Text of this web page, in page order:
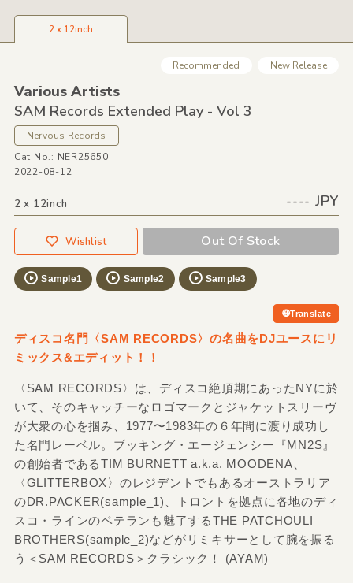
2 x 12inch
Recommended New Release
Various Artists
SAM Records Extended Play - Vol 3
Nervous Records
Cat No.: NER25650
2022-08-12
2 x 12inch ---- JPY
Wishlist Out Of Stock
Sample1 Sample2 Sample3
Translate
ディスコ名門〈SAM RECORDS〉の名曲をDJユースにリ
ミックス&エディット！！
〈SAM RECORDS〉は、ディスコ絶頂期にあったNYに於
いて、そのキャッチーなロゴマークとジャケットスリーヴ
が大衆の心を掴み、1977〜1983年の６年間に渡り成功し
た名門レーベル。ブッキング・エージェンシー『MN2S』
の創始者であるTIM BURNETT a.k.a. MOODENA、
〈GLITTERBOX〉のレジデントでもあるオーストラリア
のDR.PACKER(sample_1)、トロントを拠点に各地のディ
スコ・ラインのベテランも魅了するTHE PATCHOULI
BROTHERS(sample_2)などがリミキサーとして腕を振る
う＜SAM RECORDS＞クラシック！ (AYAM)